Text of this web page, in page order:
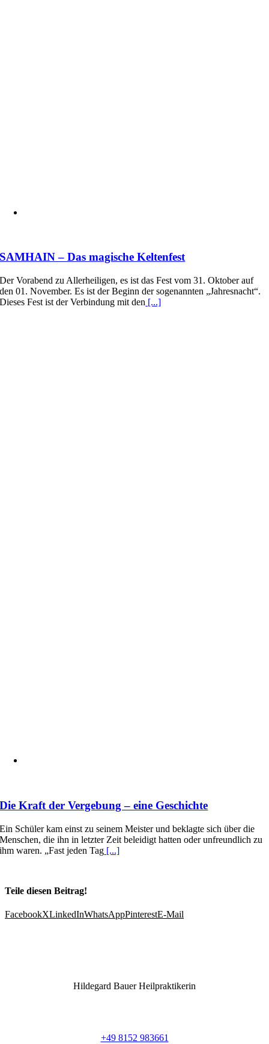
SAMHAIN – Das magische Keltenfest
Der Vorabend zu Allerheiligen, es ist das Fest vom 31. Oktober auf
den 01. November. Es ist der Beginn der sogenannten „Jahresnacht“.
Dieses Fest ist der Verbindung mit den [...]
Die Kraft der Vergebung – eine Geschichte
Ein Schüler kam einst zu seinem Meister und beklagte sich über die
Menschen, die ihn in letzter Zeit beleidigt hatten oder unfreundlich zu
ihm waren. „Fast jeden Tag [...]
Teile diesen Beitrag!
FacebookXLinkedInWhatsAppPinterestE-Mail
Hildegard Bauer Heilpraktikerin
+49 8152 983661